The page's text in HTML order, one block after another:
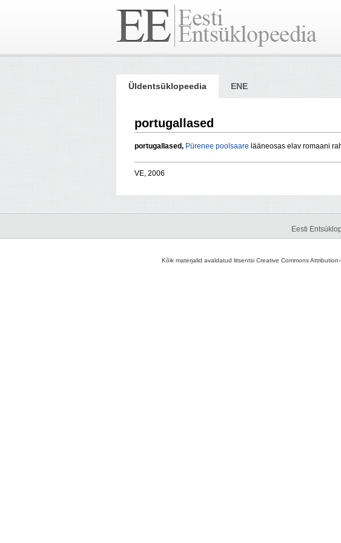
Üldentsüklopeedia ENE
portugallased
portugallased, Pürenee poolsaare lääneosas elav romaani
VE, 2006
Eesti
Kõik materjalid avaldatud litsentsi Creative Commons